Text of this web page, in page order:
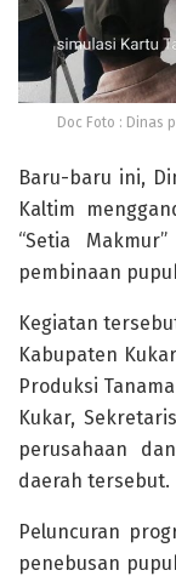
Doc Foto : Dinas
Baru-baru ini,
Kaltim
“Setia
pembinaan
Kegiatan
Kabupaten
Produksi
Kukar,
perusahaan
daerah tersebut.
Peluncuran
penebusan